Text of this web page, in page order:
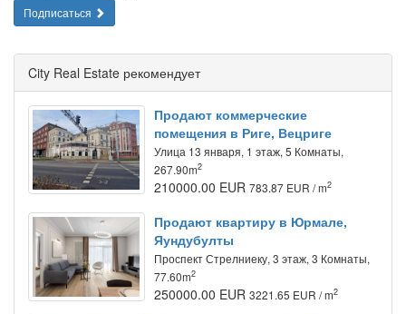
Подписаться
City Real Estate рекомендует
Продают коммерческие
помещения в Риге, Вецриге
Улица 13 января, 1 этаж, 5 Комнаты,
267.90m2
210000.00 EUR 783.87 EUR / m2
Продают квартиру в Юрмале,
Яундубулты
Проспект Стрелниеку, 3 этаж, 3 Комнаты,
77.60m2
250000.00 EUR 3221.65 EUR / m2